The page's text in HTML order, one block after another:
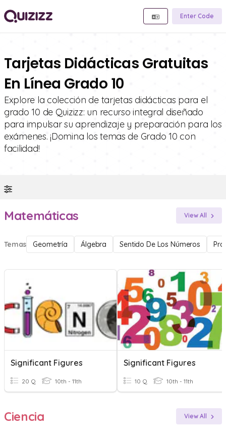
Enter Code
Tarjetas Didácticas Gratuitas
En Línea Grado 10
Explore la colección de tarjetas didácticas para el
grado 10 de Quizizz: un recurso integral diseñado
para impulsar su aprendizaje y preparación para los
exámenes. ¡Domina los temas de Grado 10 con
facilidad!
Matemáticas View All
Temas Geometría Álgebra Sentido De Los Números
Significant Figures
20 Q 10th - 11th
Significant Figures
10 Q 10th - 11th
Ciencia View All